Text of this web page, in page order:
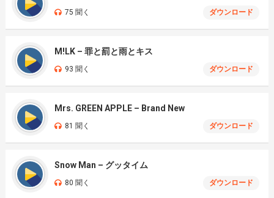
75 聞く ダウンロード
M!LK – 罪と罰と雨とキス
93 聞く ダウンロード
Mrs. GREEN APPLE – Brand New
81 聞く ダウンロード
Snow Man – グッタイム
80 聞く ダウンロード